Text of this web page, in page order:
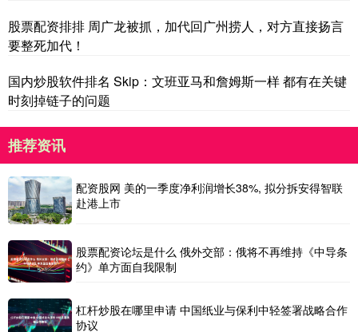
股票配资排排 周广龙被抓，加代回广州捞人，对方直接扬言
要整死加代！
国内炒股软件排名 Skip：文班亚马和詹姆斯一样 都有在关键
时刻掉链子的问题
推荐资讯
配资股网 美的一季度净利润增长38%, 拟分拆安得智联
赴港上市
股票配资论坛是什么 俄外交部：俄将不再维持《中导条
约》单方面自我限制
杠杆炒股在哪里申请 中国纸业与保利中轻签署战略合作
协议